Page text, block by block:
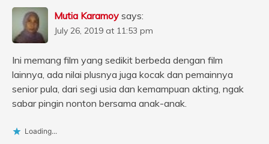
Mutia Karamoy says:
July 26, 2019 at 11:53 pm
Ini memang film yang sedikit berbeda dengan film
lainnya, ada nilai plusnya juga kocak dan pemainnya
senior pula, dari segi usia dan kemampuan akting, ngak
sabar pingin nonton bersama anak-anak.
Loading...